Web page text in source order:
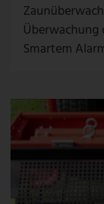
Smartem